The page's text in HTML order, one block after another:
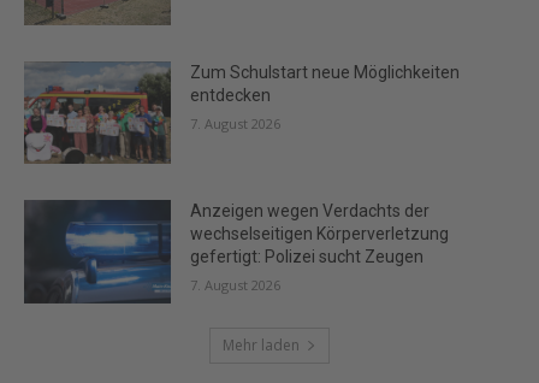
Zum Schulstart neue Möglichkeiten
entdecken
7. August 2026
Anzeigen wegen Verdachts der
wechselseitigen Körperverletzung
gefertigt: Polizei sucht Zeugen
7. August 2026
Mehr laden